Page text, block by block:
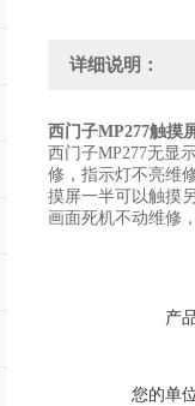
详细说明：
西门子MP277触摸
西门子MP277无显
修，指示灯不亮维
摸屏一半可以触摸
画面死机不动维修
产
您的单